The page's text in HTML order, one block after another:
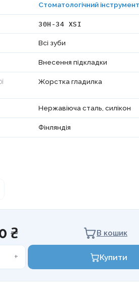
Стоматологічний
30H-34 XSI
Всі зуби
Внесення підкладки
Жорстка гладилка
Нержавіюча сталь, силікон
Фінляндія
₴
В кошик
+ Купити